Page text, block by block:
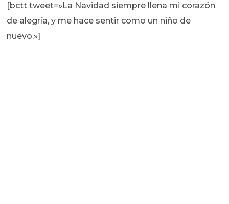
[bctt tweet=»La Navidad siempre llena mi corazón
de alegría, y me hace sentir como un niño de
nuevo.»]